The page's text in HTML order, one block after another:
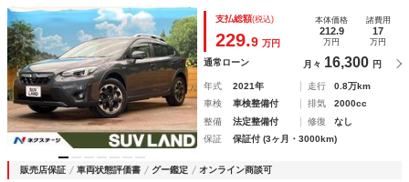
ート ＬＥＤヘッドライト ドライブレコーダー 純正１７イ
ンチアルミホイール ＥＴＣ フルセグ Ｂｌｕｅｔｏｏｔｈ
支払総額(税込)
229.9 万円
本体価格
212.9
万円
諸費用
17
万円
通常ローン 月々 16,300 円
年式 2021年 走行
0.8万km
車検
車検整備付 排気
2000cc
整備
法定整備付 修復
なし
保証
保証付 (3ヶ月・3000km)
販売店保証 車両状態評価書 グー鑑定 オンライン商談可